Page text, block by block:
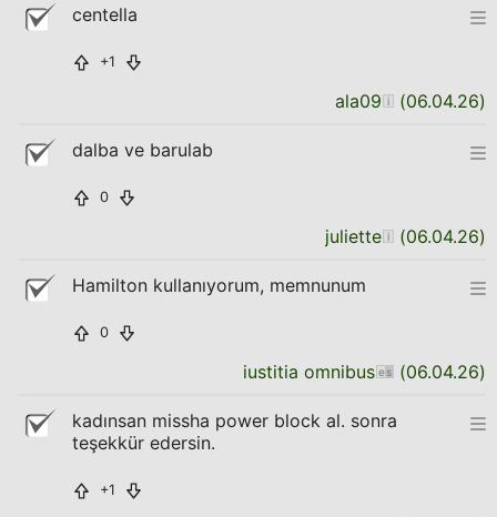
centella
+1
ala09 (06.04.26)
dalba ve barulab
0
juliette (06.04.26)
Hamilton kullanıyorum, memnunum
0
iustitia omnibus (06.04.26)
kadınsan missha power block al. sonra
teşekkür edersin.
+1